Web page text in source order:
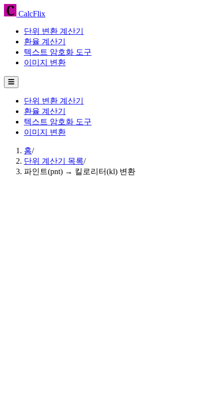
CalcFlix
단위 변환 계산기
환율 계산기
텍스트 암호화 도구
이미지 변환
☰
단위 변환 계산기
환율 계산기
텍스트 암호화 도구
이미지 변환
홈/
단위 계산기 목록/
파인트(pnt) → 킬로리터(kl) 변환